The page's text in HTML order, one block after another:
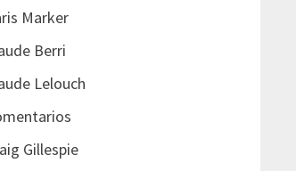
Marker
Berri
Lelouch
Gillespie